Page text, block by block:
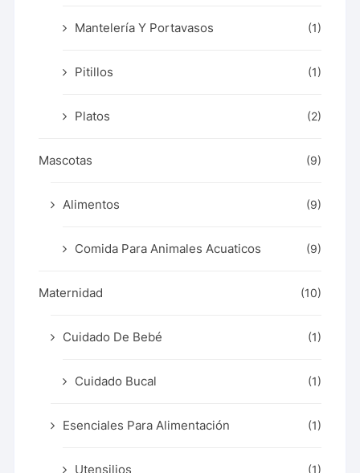
Mantelería Y Portavasos (1)
Pitillos (1)
Platos (2)
Mascotas (9)
Alimentos (9)
Comida Para Animales Acuaticos (9)
Maternidad (10)
Cuidado De Bebé (1)
Cuidado Bucal (1)
Esenciales Para Alimentación (1)
Utensilios (1)